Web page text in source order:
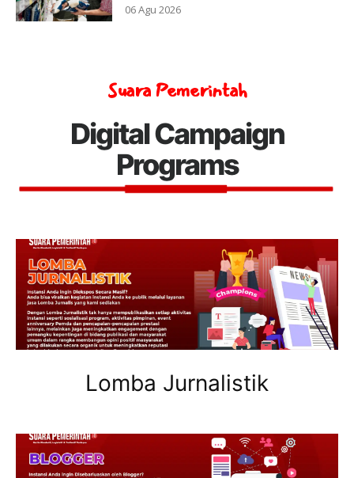
06 Agu 2026
Suara Pemerintah
Digital Campaign
Programs
Lomba Jurnalistik